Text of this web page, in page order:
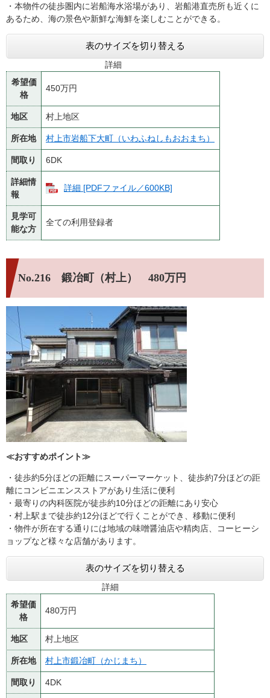
・本物件の徒歩圏内に岩船海水浴場があり、岩船港直売所も近くに
あるため、海の景色や新鮮な海鮮を楽しむことができる。
表のサイズを切り替える
詳細
希望価
格
450万円
地区 村上地区
所在地 村上市岩船下大町（いわふねしもおおまち）
間取り 6DK
詳細情
報
詳細 [PDFファイル／600KB]
見学可
能な方
全ての利用登録者
No.216 鍛冶町（村上） 480万円
≪おすすめポイント≫
・徒歩約5分ほどの距離にスーパーマーケット、徒歩約7分ほどの距
離にコンビニエンスストアがあり生活に便利
・最寄りの内科医院が徒歩約10分ほどの距離にあり安心
・村上駅まで徒歩約12分ほどで行くことができ、移動に便利
・物件が所在する通りには地域の味噌醤油店や精肉店、コーヒーシ
ョップなど様々な店舗があります。
表のサイズを切り替える
詳細
希望価
格
480万円
地区 村上地区
所在地 村上市鍛冶町（かじまち）
間取り 4DK